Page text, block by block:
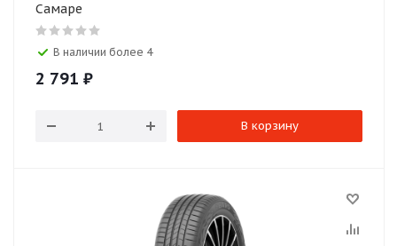
Самаре
В наличии более 4
2 791 ₽
В корзину